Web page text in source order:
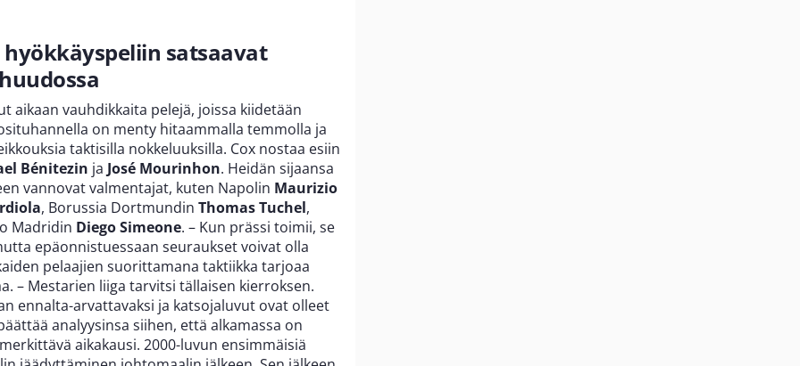
satsaavat
aikaan vauhdikkaita pelejä, joissa kiidetään
on menty hitaammalla temmolla ja
taktisilla nokkeluuksilla. Cox nostaa esiin
Bénitezin ja José Mourinhon. Heidän sijaansa
vannovat valmentajat, kuten Napolin Maurizio
, Borussia Dortmundin Thomas Tuchel,
Madridin Diego Simeone. – Kun prässi toimii, se
epäonnistuessaan seuraukset voivat olla
pelaajien suorittamana taktiikka tarjoaa
– Mestarien liiga tarvitsi tällaisen kierroksen.
ennalta-arvattavaksi ja katsojaluvut ovat olleet
analyysinsa siihen, että alkamassa on
aikakausi. 2000-luvun ensimmäisiä